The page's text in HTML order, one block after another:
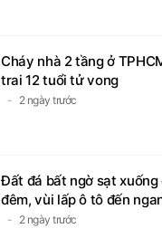
Cháy nhà 2 tầng ở
trai 12 tuổi tử vong
2 ngày trước
Đất đá bất ngờ sạt xuống
đêm, vùi lấp ô tô đến
2 ngày trước